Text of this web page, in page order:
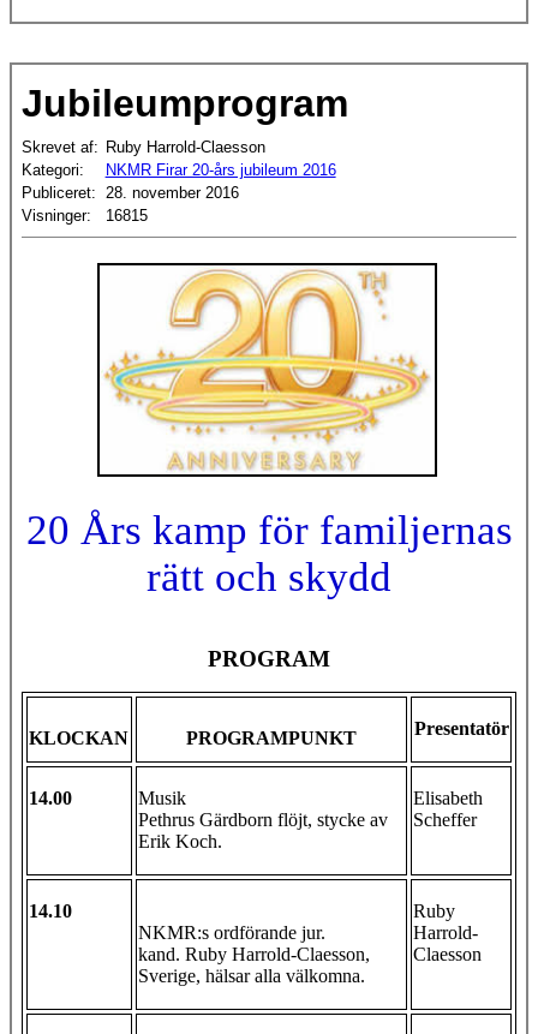
Jubileumprogram
Skrevet af: Ruby Harrold-Claesson
Kategori:
NKMR Firar 20-års jubileum 2016
Publiceret:
28. november 2016
Visninger:
16815
20 Års kamp för familjernas
rätt och skydd
PROGRAM
KLOCKAN PROGRAMPUNKT Presentatör
14.00
Musik
Pethrus Gärdborn flöjt, stycke av
Erik Koch.
Elisabeth
Scheffer
14.10
NKMR:s ordförande jur.
kand. Ruby Harrold-Claesson,
Sverige, hälsar alla välkomna.
Ruby
Harrold-
Claesson